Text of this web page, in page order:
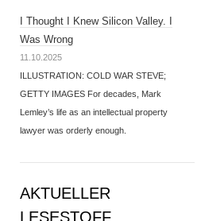
I Thought I Knew Silicon Valley. I
Was Wrong
11.10.2025
ILLUSTRATION: COLD WAR STEVE;
GETTY IMAGES For decades, Mark
Lemley’s life as an intellectual property
lawyer was orderly enough.
AKTUELLER
LESESTOFF